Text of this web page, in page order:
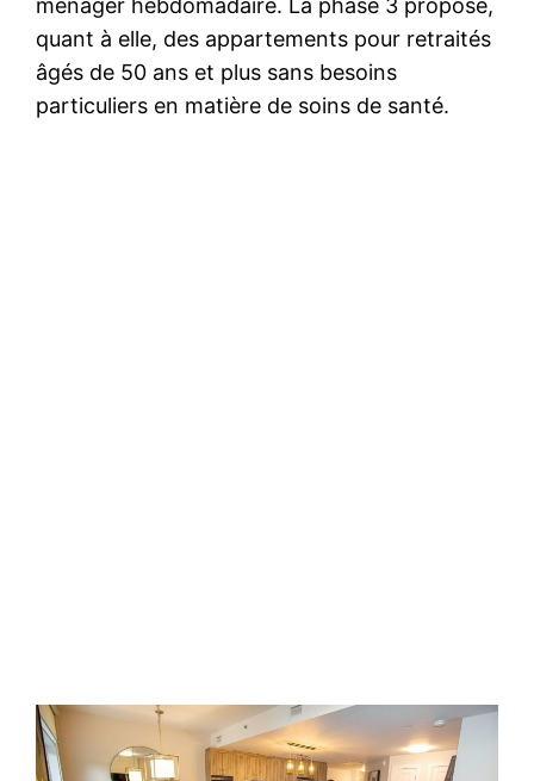
ménager hebdomadaire. La phase 3 propose,
quant à elle, des appartements pour retraités
âgés de 50 ans et plus sans besoins
particuliers en matière de soins de santé.